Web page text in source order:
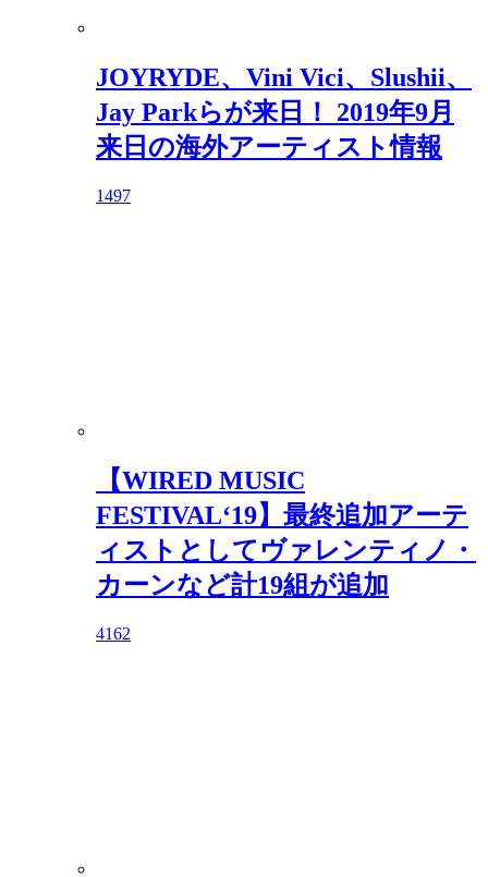
JOYRYDE、Vini Vici、Slushii、
Jay Parkらが来日！ 2019年9月
来日の海外アーティスト情報
1497
【WIRED MUSIC
FESTIVAL‘19】最終追加アーテ
ィストとしてヴァレンティノ・
カーンなど計19組が追加
4162